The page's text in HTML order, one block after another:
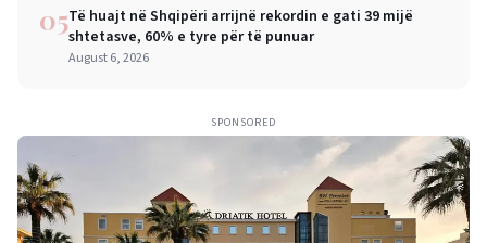
05Të huajt në Shqipëri arrijnë rekordin e gati 39 mijë
shtetasve, 60% e tyre për të punuar
August 6, 2026
SPONSORED